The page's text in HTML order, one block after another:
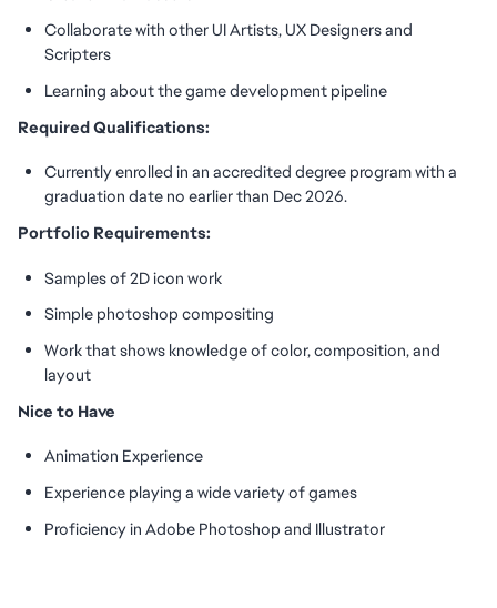
Collaborate with other UI Artists, UX Designers and
Scripters
Learning about the game development pipeline
Required Qualifications:
Currently enrolled in an accredited degree program with a
graduation date no earlier than Dec 2026.
Portfolio Requirements:
Samples of 2D icon work
Simple photoshop compositing
Work that shows knowledge of color, composition, and
layout
Nice to Have
Animation Experience
Experience playing a wide variety of games
Proficiency in Adobe Photoshop and Illustrator